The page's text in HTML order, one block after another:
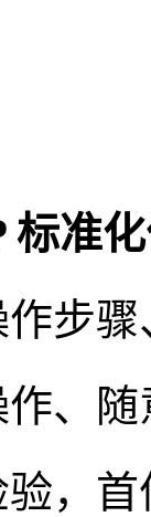
标准
步
、
，